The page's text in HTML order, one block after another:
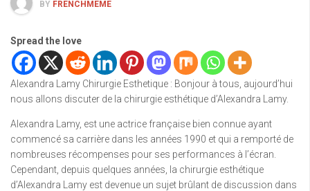
BY FRENCHMEME
Spread the love
Alexandra Lamy Chirurgie Esthetique : Bonjour à tous, aujourd’hui
nous allons discuter de la chirurgie esthétique d’Alexandra Lamy.
Alexandra Lamy, est une actrice française bien connue ayant
commencé sa carrière dans les années 1990 et qui a remporté de
nombreuses récompenses pour ses performances à l’écran.
Cependant, depuis quelques années, la chirurgie esthétique
d’Alexandra Lamy est devenue un sujet brûlant de discussion dans